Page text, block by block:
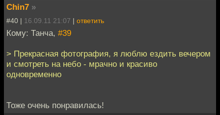
Chin7 »
#40 | 16.09.11 21:07 | ответить
Кому: Танча, #39
> Прекрасная фотография, я люблю ездить вечером
и смотреть на небо - мрачно и красиво
одновременно
Тоже очень понравилась!